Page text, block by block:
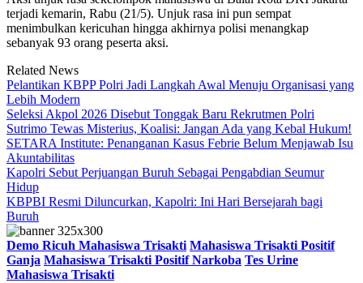
terjadi kemarin, Rabu (21/5). Unjuk rasa ini pun sempat
menimbulkan kericuhan hingga akhirnya polisi menangkap
sebanyak 93 orang peserta aksi.
Related News
Pelantikan KBPP Polri Jadi Langkah Awal Menuju Organisasi yang
Lebih Modern
Seleksi Akpol 2026 Disebut Tonggak Baru Rekrutmen Polri
Sutrimo Tewas Misterius, Koalisi: Jangan Ada yang Kebal Hukum!
SETARA Institute: Penanganan Kasus Febrie Belum Menjawab Isu
Akuntabilitas
Kapolri Sebut Perjuangan Buruh Sebagai Pengabdian Seumur
Hidup
KBPBI Resmi Diluncurkan, Kapolri: Ini Hari Bersejarah bagi
Buruh
Demo Ricuh Mahasiswa Trisakti Mahasiswa Trisakti Positif
Ganja Mahasiswa Trisakti Positif Narkoba Tes Urine
Mahasiswa Trisakti